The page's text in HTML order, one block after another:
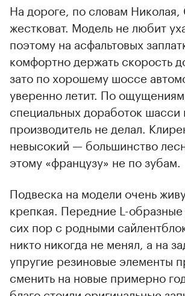
На дороге, по словам
жестковат. Модель не любит
поэтому на асфальтовых
комфортно держать скорость
зато по хорошему шоссе
уверенно летит. По
специальных доработок
производитель не делал.
невысокий — большинство
этому «французу» не по зубам.
Подвеска на модели очень
крепкая. Передние L-
сих пор с родными
никто никогда не менял, а на
упругие резиновые элементы
сменить на новые примерно